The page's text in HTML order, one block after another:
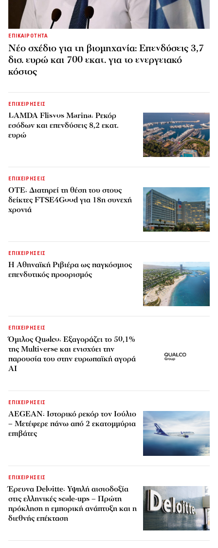
ΕΠΙΚΑΙΡΟΤΗΤΑ
Νέο σχέδιο για τη βιομηχανία: Επενδύσεις 3,7
δισ. ευρώ και 700 εκατ. για το ενεργειακό
κόστος
ΕΠΙΧΕΙΡΗΣΕΙΣ
LAMDA Flisvos Marina: Ρεκόρ
εσόδων και επενδύσεις 8,2 εκατ.
ευρώ
ΕΠΙΧΕΙΡΗΣΕΙΣ
ΟΤΕ: Διατηρεί τη θέση του στους
δείκτες FTSE4Good για 18η συνεχή
χρονιά
ΕΠΙΧΕΙΡΗΣΕΙΣ
Η Αθηναϊκή Ριβιέρα ως παγκόσμιος
επενδυτικός προορισμός
ΕΠΙΧΕΙΡΗΣΕΙΣ
Όμιλος Qualco: Εξαγοράζει το 50,1%
της Multiverse και ενισχύει την
παρουσία του στην ευρωπαϊκή αγορά
AI
ΕΠΙΧΕΙΡΗΣΕΙΣ
AEGEAN: Ιστορικό ρεκόρ τον Ιούλιο
– Μετέφερε πάνω από 2 εκατομμύρια
επιβάτες
ΕΠΙΧΕΙΡΗΣΕΙΣ
Έρευνα Deloitte: Υψηλή αισιοδοξία
στις ελληνικές scale-ups – Πρώτη
πρόκληση η εμπορική ανάπτυξη και η
διεθνής επέκταση